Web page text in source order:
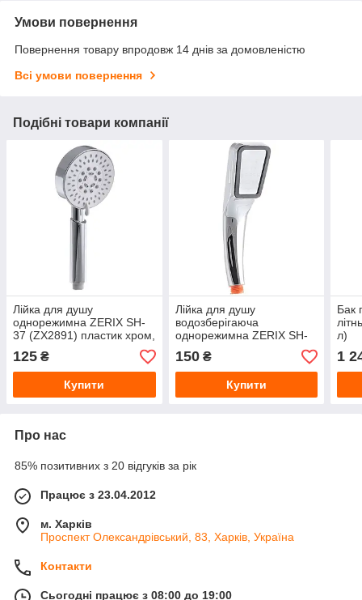
Умови повернення
Повернення товару впродовж 14 днів за домовленістю
Всі умови повернення
Подібні товари компанії
Лійка для душу
однорежимна ZERIX SH-
37 (ZX2891) пластик хром,
Ø100 мм
125 ₴
Купити
Лійка для душу
водозберігаюча
однорежимна ZERIX SH-
52 (ZX2890) пластик хром,
Ø100 мм
150₴
Купити
Бак
л)
1
Про нас
85% позитивних з 20 відгуків за рік
Працює з 23.04.2012
м. Харків
Проспект Олександрівський, 83, Харків, Україна
Контакти
Сьогодні працює з 08:00 до 19:00